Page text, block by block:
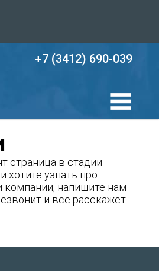
+7 (3412) 690-039
страница в стадии
хотите узнать про
компании, напишите нам
и все расскажет